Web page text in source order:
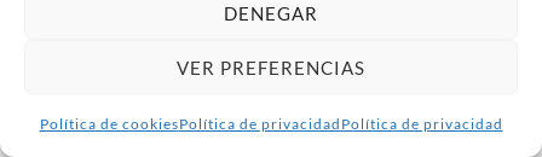
DENEGAR
VER PREFERENCIAS
Política de cookiesPolítica de privacidad Política de privacidad